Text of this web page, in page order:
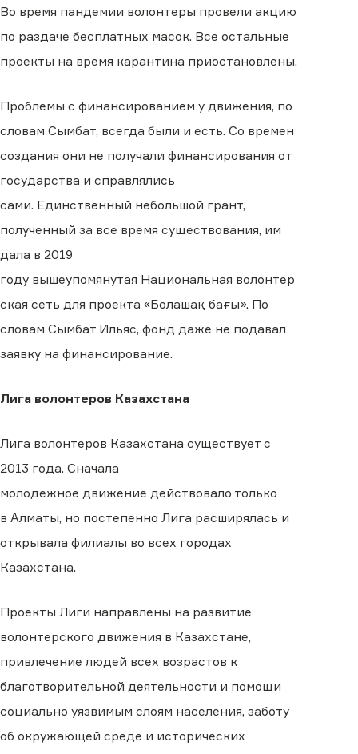
Во время пандемии волонтеры провели акцию
по раздаче бесплатных масок. Все остальные
проекты на время карантина приостановлены.
Проблемы с финансированием у движения, по
словам Сымбат, всегда были и есть. Со времен
создания они не получали финансирования от
государства и справлялись
сами. Единственный небольшой грант,
полученный за все время существования, им
дала в 2019
году вышеупомянутая Национальная волонтер
ская сеть для проекта «Болашақ бағы». По
словам Сымбат Ильяс, фонд даже не подавал
заявку на финансирование.
Лига волонтеров Казахстана
Лига волонтеров Казахстана существует с
2013 года. Сначала
молодежное движение действовало только
в Алматы, но постепенно Лига расширялась и
открывала филиалы во всех городах
Казахстана.
Проекты Лиги направлены на развитие
волонтерского движения в Казахстане,
привлечение людей всех возрастов к
благотворительной деятельности и помощи
социально уязвимым слоям населения, заботу
об окружающей среде и исторических